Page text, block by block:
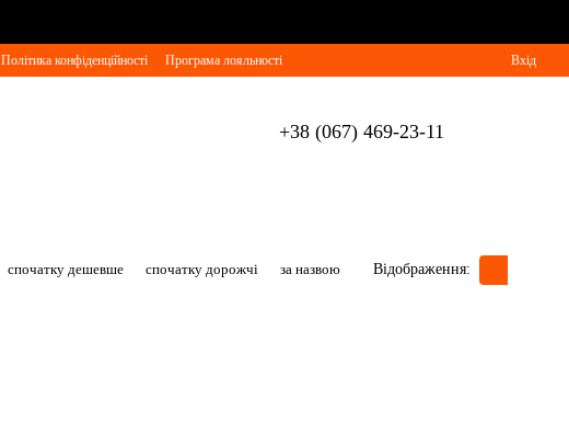
Політика конфіденційності Програма лояльності Вхід
+38 (067) 469-23-11
спочатку дешевше спочатку дорожчі за назвою Відображення: